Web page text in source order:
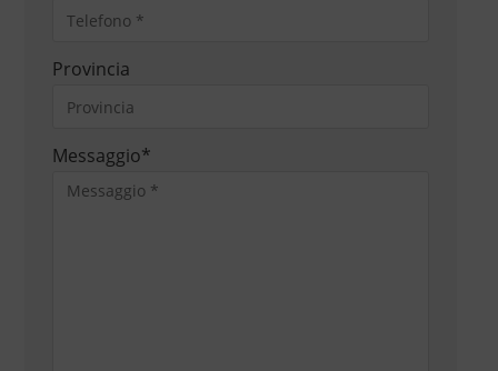
Provincia
Messaggio*